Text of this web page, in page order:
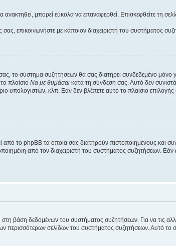
μπορεί εύκολα να επαναφερθεί. Επισκεφθείτε τη
επικοινωνήστε με κάποιον διαχειριστή του συστήματος
το σύστημα συζητήσεων θα σας διατηρεί συνδεδεμένο
πλαίσιο Να με θυμάσαι κατά τη σύνδεση σας. Αυτό δεν
κλπ. Εάν δεν βλέπετε αυτό το πλαίσιο επιλογής
το phpBB τα οποία σας διατηρούν πιστοποιημένους και
από τον διαχειριστή του συστήματος συζητήσεων.
στη βάση δεδομένων του συστήματος συζητήσεων. Για να τις
σελίδων του συστήματος συζητήσεων. Αυτό το